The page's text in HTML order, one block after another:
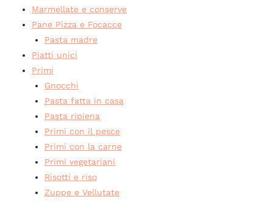
Marmellate e conserve
Pane Pizza e Focacce
Pasta madre
Piatti unici
Primi
Gnocchi
Pasta fatta in casa
Pasta ripiena
Primi con il pesce
Primi con la carne
Primi vegetariani
Risotti e riso
Zuppe e Vellutate